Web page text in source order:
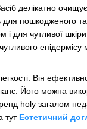
делікатно
пошкодженого
для чутливої
епідермісу
Він
Його можна
holy загалом
тут Естетичний